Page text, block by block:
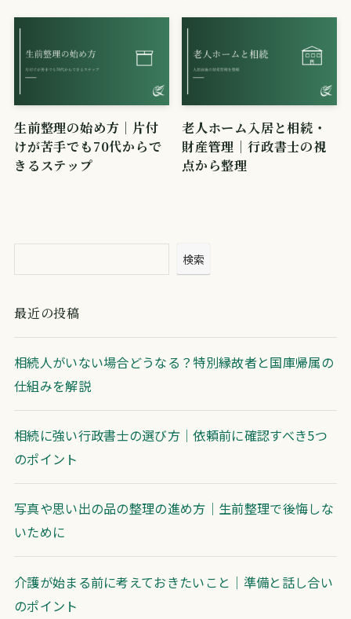
生前整理の始め方｜片付
けが苦手でも70代からで
きるステップ
老人ホーム入居と相続・
財産管理｜行政書士の視
点から整理
検索
最近の投稿
相続人がいない場合どうなる？特別縁故者と国庫帰属の
仕組みを解説
相続に強い行政書士の選び方｜依頼前に確認すべき5つ
のポイント
写真や思い出の品の整理の進め方｜生前整理で後悔しな
いために
介護が始まる前に考えておきたいこと｜準備と話し合い
のポイント